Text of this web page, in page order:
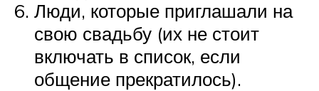
Люди, которые приглашали на
свою свадьбу (их не стоит
включать в список, если
общение прекратилось).